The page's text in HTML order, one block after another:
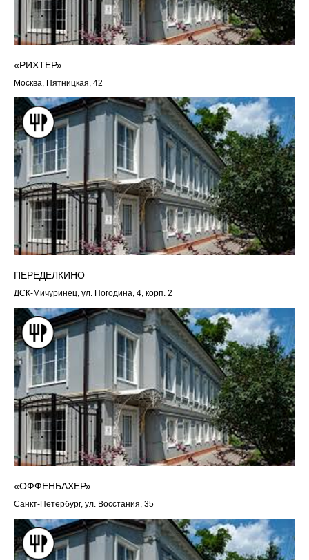
«РИХТЕР»
Москва, Пятницкая, 42
ПЕРЕДЕЛКИНО
ДСК-Мичуринец, ул. Погодина, 4, корп. 2
«ОФФЕНБАХЕР»
Санкт-Петербург, ул. Восстания, 35